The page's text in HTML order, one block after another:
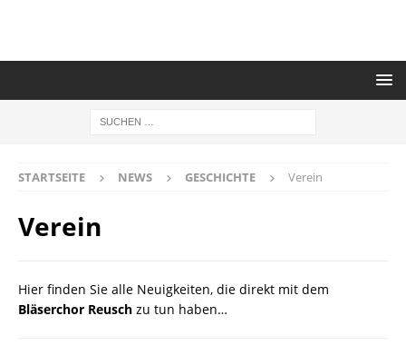
STARTSEITE NEWS GESCHICHTE Verein
Verein
Hier finden Sie alle Neuigkeiten, die direkt mit dem
Bläserchor Reusch zu tun haben…